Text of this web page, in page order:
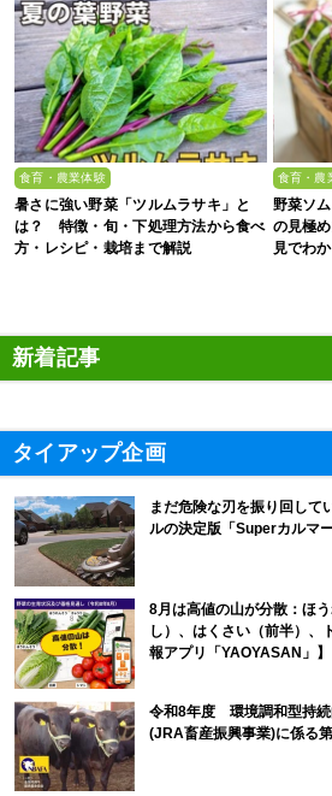
食育・農業体験
暑さに強い野菜「ツルムラサキ」と
は？ 特徴・旬・下処理方法から食べ
方・レシピ・栽培まで解説
食育・農
野菜ソ
の見極
見でわ
新着記事
タイアップ企画
まだ危険な刃を振り回して
ルの決定版「Superカルマー
8月は高値の山が分散：ほ
し）、はくさい（前半）、
報アプリ「YAOYASAN」】
令和8年度 環境調和型持続
(JRA畜産振興事業)に係る